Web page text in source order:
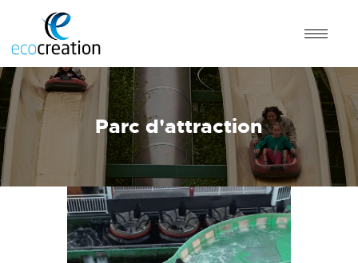
Parc d'attraction